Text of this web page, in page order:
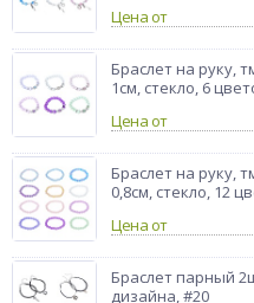
Цена от
Браслет на руку,
1см, стекло, 6
Цена от
Браслет на руку,
0,8см, стекло, 12
Цена от
Браслет парный
дизайна, #20